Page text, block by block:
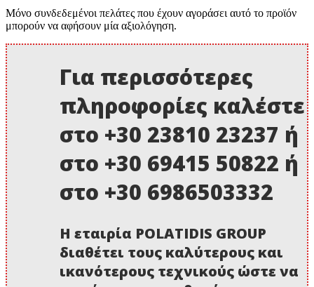
Μόνο συνδεδεμένοι πελάτες που έχουν αγοράσει αυτό το προϊόν
μπορούν να αφήσουν μία αξιολόγηση.
Για περισσότερες
πληροφορίες καλέστε
στο +30 23810 23237 ή
στο +30 69415 50822 ή
στο +30 6986503332
Η εταιρία POLATIDIS GROUP
διαθέτει τους καλύτερους και
ικανότερους τεχνικούς ώστε να